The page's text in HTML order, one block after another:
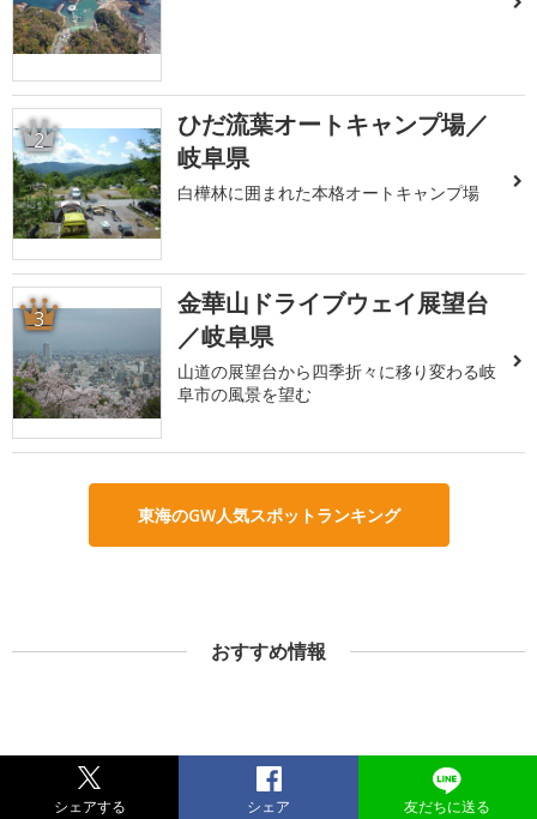
2
ひだ流葉オートキャンプ場／
岐阜県
白樺林に囲まれた本格オートキャンプ場
3
金華山ドライブウェイ展望台
／岐阜県
山道の展望台から四季折々に移り変わる岐
阜市の風景を望む
東海のGW人気スポットランキング
おすすめ情報
シェアする シェア 友だちに送る